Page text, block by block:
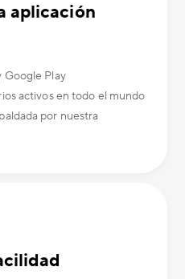
aplicación
Google Play
activos en todo el mundo
por nuestra